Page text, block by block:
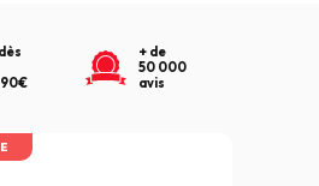
+ de
50 000
avis